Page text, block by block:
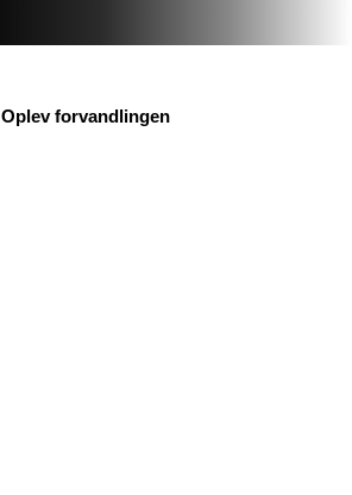
Oplev forvandlingen